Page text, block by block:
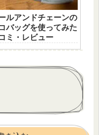
ルアンドチェーンの
バッグを使ってみた
ミ・レビュー